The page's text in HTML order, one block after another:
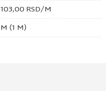
103,00 RSD/M
M (1 M)